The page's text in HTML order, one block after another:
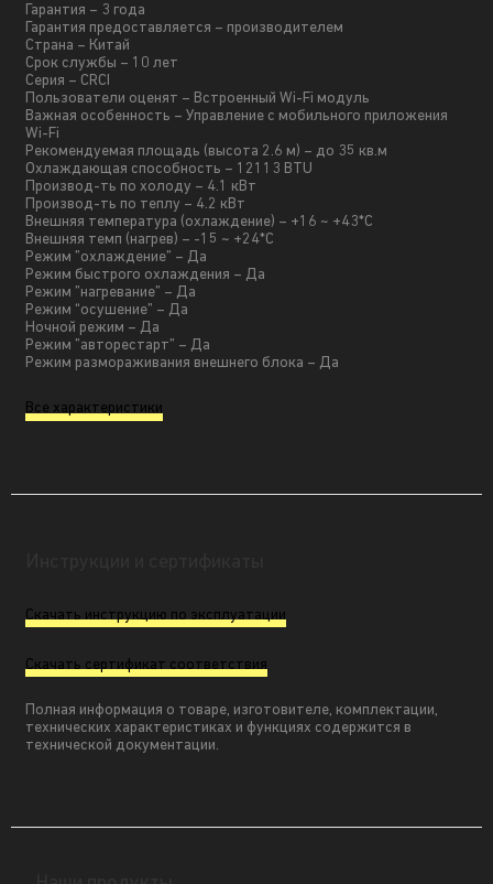
Гарантия – 3 года
Гарантия предоставляется – производителем
Страна – Китай
Срок службы – 10 лет
Серия – CRCI
Пользователи оценят – Встроенный Wi-Fi модуль
Важная особенность – Управление с мобильного приложения
Wi-Fi
Рекомендуемая площадь (высота 2.6 м) – до 35 кв.м
Охлаждающая способность – 12113 BTU
Производ-ть по холоду – 4.1 кВт
Производ-ть по теплу – 4.2 кВт
Внешняя температура (охлаждение) – +16 ~ +43*С
Внешняя темп (нагрев) – -15 ~ +24*С
Режим ”охлаждение” – Да
Режим быстрого охлаждения – Да
Режим ”нагревание” – Да
Режим “осушение” – Да
Ночной режим – Да
Режим ”авторестарт” – Да
Режим размораживания внешнего блока – Да
Все характеристики
Скачать инструкцию по эксплуатации
Скачать сертификат соответствия
Полная информация о товаре, изготовителе, комплектации,
технических характеристиках и функциях содержится в
технической документации.